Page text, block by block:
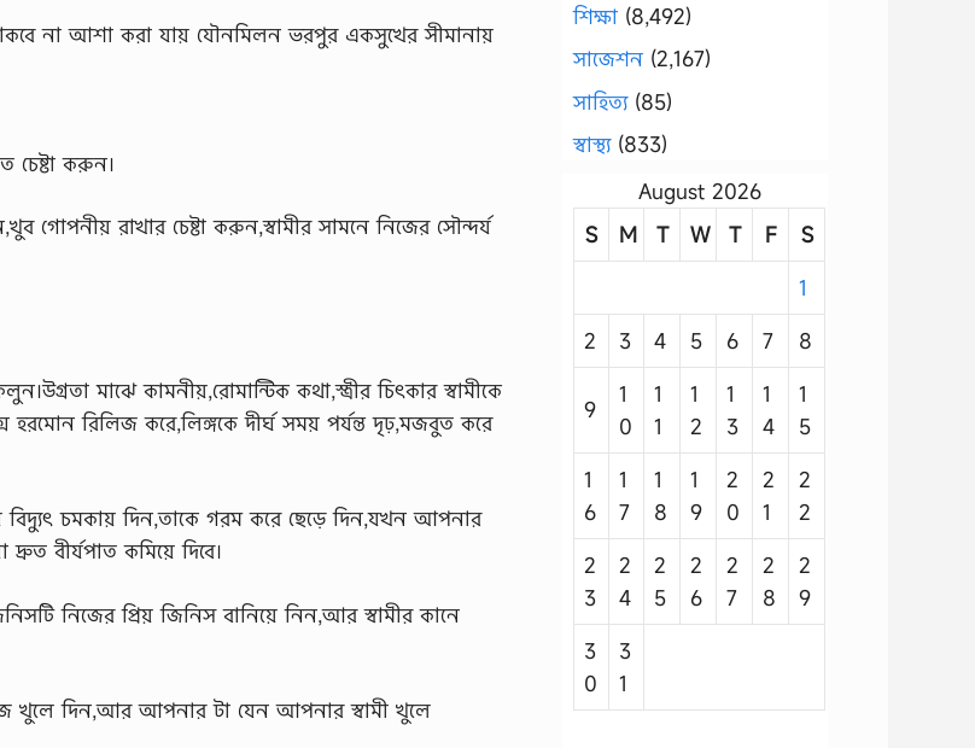
না আশা করা যায় যৌনমিলন ভরপুর একসুখের সীমানায়
চেষ্টা করুন।
গোপনীয় রাখার চেষ্টা করুন,স্বামীর সামনে নিজের সৌন্দর্য
মাঝে কামনীয়,রোমান্টিক কথা,স্ত্রীর চিৎকার স্বামীকে
রিলিজ করে,লিঙ্গকে দীর্ঘ সময় পর্যন্ত দৃঢ়,মজবুত করে
চমকায় দিন,তাকে গরম করে ছেড়ে দিন,যখন আপনার
বীর্যপাত কমিয়ে দিবে।
নিজের প্রিয় জিনিস বানিয়ে নিন,আর স্বামীর কানে
খুলে দিন,আর আপনার টা যেন আপনার স্বামী খুলে
শিক্ষা (8,492)
সাজেশন (2,167)
সাহিত্য(85)
স্বাস্থ্য(833)
August 2026
S
M T W T F
S
1
2
3 4 5 6 7 8
9
1
0
1
1
1
2
1
3
1
4
1
5
1
6
1
7
1
8
1
9
2
0
2
1
2
2
2
3
2
4
2
5
2
6
2
7
2
8
2
9
3
0
3
1